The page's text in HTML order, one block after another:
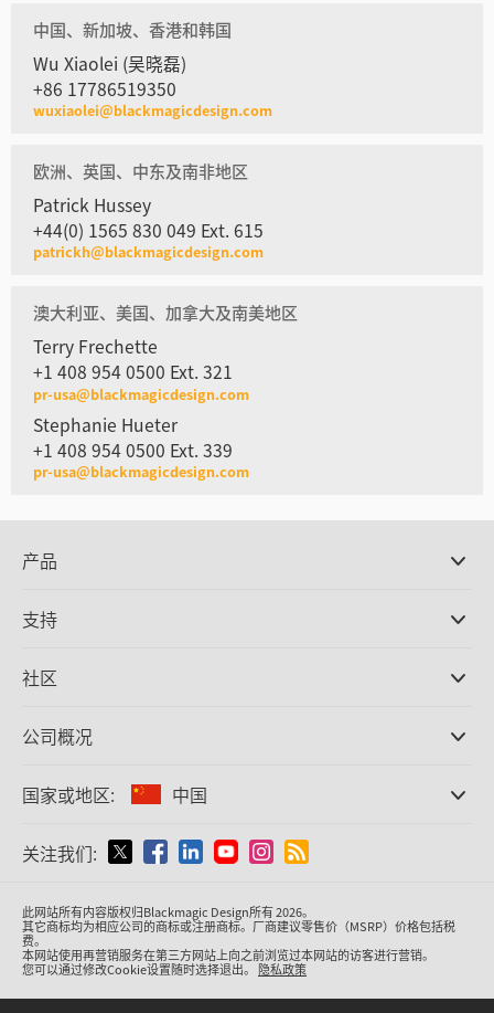
中国、新加坡、香港和韩国
Wu Xiaolei (吴晓磊)
+86 17786519350
wuxiaolei@blackmagicdesign.com
欧洲、英国、中东及南非地区
Patrick Hussey
+44(0) 1565 830 049 Ext. 615
patrickh@blackmagicdesign.com
澳大利亚、美国、加拿大及南美地区
Terry Frechette
+1 408 954 0500 Ext. 321
pr-usa@blackmagicdesign.com
Stephanie Hueter
+1 408 954 0500 Ext. 339
pr-usa@blackmagicdesign.com
产品
DaVinci Resolve和Fusion软件
Ultimatte
采集和输出
格式转换
网络存储
信号分配
流媒体直播及编码
支持
支持中心
社区
公司概况
关于我们
媒体
国家或地区: 中国
请选择国家或地区
Australia
Austria
关注我们:
此网站所有内容版权归Blackmagic Design所有 2026。
其它商标均为相应公司的商标或注册商标。厂商建议零售价（MSRP）价格包括税
费。
本网站使用再营销服务在第三方网站上向之前浏览过本网站的访客进行营销。
您可以通过修改Cookie设置随时选择退出。 隐私政策